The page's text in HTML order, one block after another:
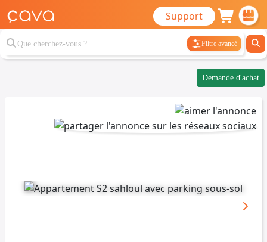
Support
Filtre avancé
Demande d'achat